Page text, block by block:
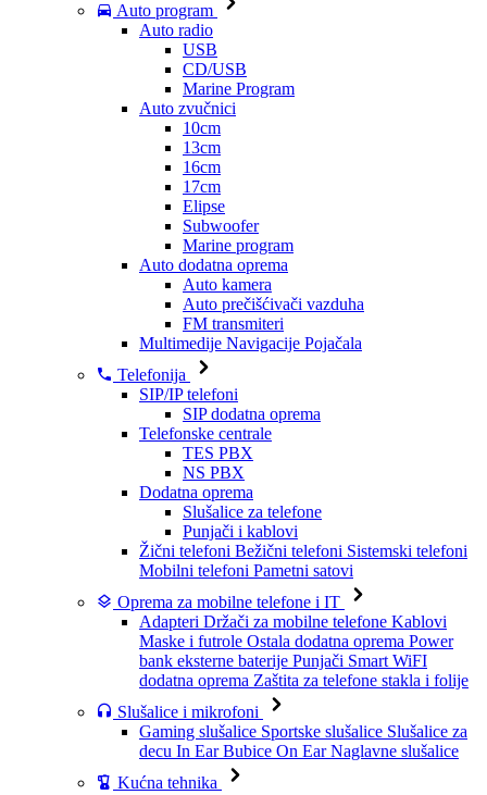
Auto program
Auto radio
USB
CD/USB
Marine Program
Auto zvučnici
10cm
13cm
16cm
17cm
Elipse
Subwoofer
Marine program
Auto dodatna oprema
Auto kamera
Auto prečišćivači vazduha
FM transmiteri
Multimedije Navigacije Pojačala
Telefonija
SIP/IP telefoni
SIP dodatna oprema
Telefonske centrale
TES PBX
NS PBX
Dodatna oprema
Slušalice za telefone
Punjači i kablovi
Žični telefoni Bežični telefoni Sistemski telefoni
Mobilni telefoni Pametni satovi
Oprema za mobilne telefone i IT
Adapteri Držači za mobilne telefone Kablovi
Maske i futrole Ostala dodatna oprema Power
bank eksterne baterije Punjači Smart WiFI
dodatna oprema Zaštita za telefone stakla i folije
Slušalice i mikrofoni
Gaming slušalice Sportske slušalice Slušalice za
decu In Ear Bubice On Ear Naglavne slušalice
Kućna tehnika